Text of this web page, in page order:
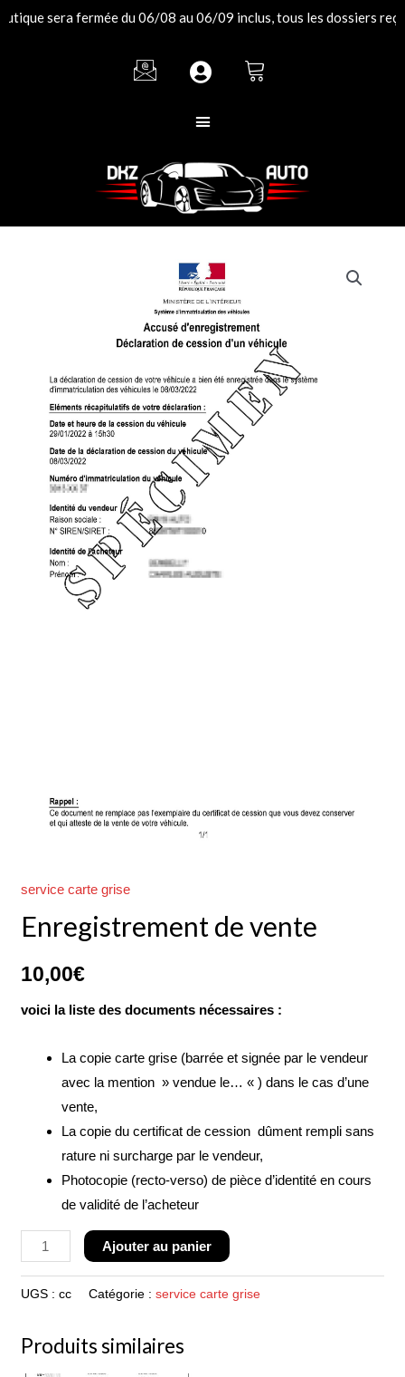
Aller fermée du 06/08 au 06/09 inclus, tous les dossiers reçus
service carte grise
Enregistrement de vente
10,00€
voici la liste des documents nécessaires :
La copie carte grise (barrée et signée par le vendeur
avec la mention » vendue le… « ) dans le cas d’une
vente,
La copie du certificat de cession dûment rempli sans
rature ni surcharge par le vendeur,
Photocopie (recto-verso) de pièce d’identité en cours
de validité de l’acheteur
Ajouter au panier
UGS :cc Catégorie :service carte grise
Produits similaires